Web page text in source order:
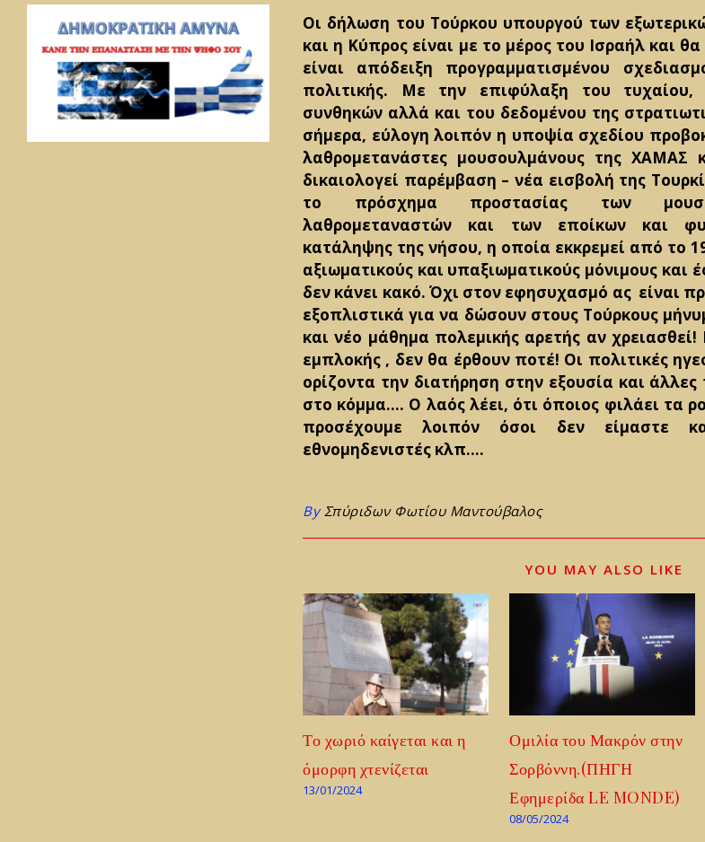
Οι δήλωση του Τούρκου υπουργού των
και η Κύπρος είναι με το μέρος του Ισραήλ και
είναι απόδειξη προγραμματισμένου
πολιτικής. Με την επιφύλαξη του
συνθηκών αλλά και του δεδομένου της
σήμερα, εύλογη λοιπόν η υποψία σχεδίου
λαθρομετανάστες μουσουλμάνους της
δικαιολογεί παρέμβαση – νέα εισβολή της
το πρόσχημα προστασίας των
λαθρομεταναστών και των εποίκων και
κατάληψης της νήσου, η οποία εκκρεμεί από το
αξιωματικούς και υπαξιωματικούς μόνιμους
δεν κάνει κακό. Όχι στον εφησυχασμό ας είναι
εξοπλιστικά για να δώσουν στους Τούρκους
και νέο μάθημα πολεμικής αρετής αν
εμπλοκής , δεν θα έρθουν ποτέ! Οι πολιτικές
ορίζοντα την διατήρηση στην εξουσία και
στο κόμμα…. Ο λαός λέει, ότι όποιος φιλάει τα
προσέχουμε λοιπόν όσοι δεν είμαστε
εθνομηδενιστές κλπ….
By Σπύριδων Φωτίου Μαντούβαλος
YOU MAY ALSO LIKE
Το χωριό καίγεται και η
όμορφη χτενίζεται
13/01/2024
Ομιλία του Μακρόν στην
Σορβόννη.(ΠΗΓΗ
Εφημερίδα LE MONDE)
08/05/2024